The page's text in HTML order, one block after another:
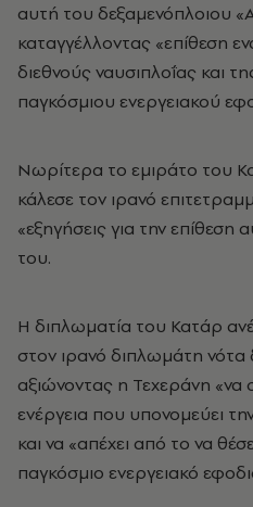
αυτή του δεξαμενόπλοιου
καταγγέλλοντας «επίθεση
διεθνούς ναυσιπλοΐας και
παγκόσμιου ενεργειακού
Νωρίτερα το εμιράτο του
κάλεσε τον ιρανό
«εξηγήσεις για την επίθεση
του.
Η διπλωματία του Κατάρ
στον ιρανό διπλωμάτη νότα
αξιώνοντας η Τεχεράνη
ενέργεια που υπονομεύει
και να «απέχει από το να
παγκόσμιο ενεργειακό